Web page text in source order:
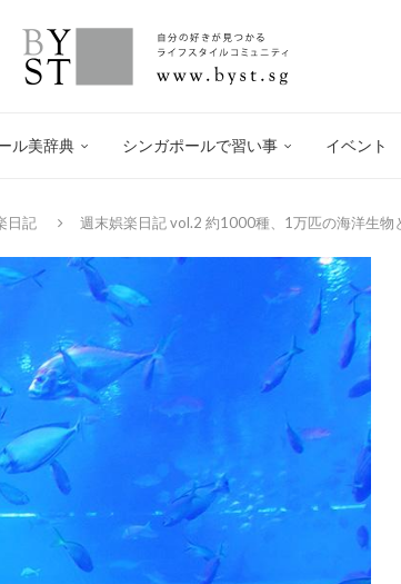
ル美辞典 シンガポールで習い事 イベント
日記 週末娯楽日記 vol.2 約1000種、1万匹の海洋生物